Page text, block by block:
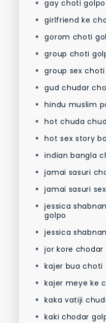
gay choti golpo
girlfriend ke
gorom choti
group choti
group sex
gud chudar
hindu muslim
hot chuda
hot sex story
indian bangla
jamai sasuri
jamai sasuri
jessica
golpo
jessica
jor kore chodar
kajer bua choti
kajer meye ke
kaka vatiji
kaki chodar